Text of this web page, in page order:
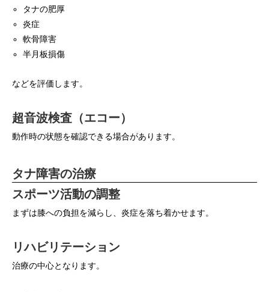
タナの肥厚
炎症
軟骨障害
半月板損傷
などを評価します。
超音波検査（エコー）
動作時の状態を確認できる場合があります。
タナ障害の治療
スポーツ活動の調整
まずは膝への負担を減らし、炎症を落ち着かせます。
リハビリテーション
治療の中心となります。